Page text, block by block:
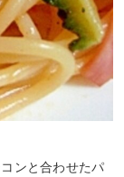
ンと合わせたパ